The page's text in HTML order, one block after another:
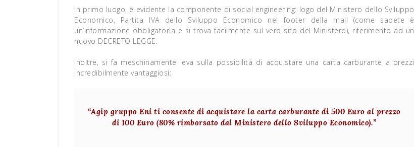
In primo luogo, è evidente la componente di social engineering: logo del Ministero dello Sviluppo
Economico, Partita IVA dello Sviluppo Economico nel footer della mail (come sapete è
un’informazione obbligatoria e si trova facilmente sul vero sito del Ministero), riferimento ad un
nuovo DECRETO LEGGE.
Inoltre, si fa meschinamente leva sulla possibilità di acquistare una carta carburante a prezzi
incredibilmente vantaggiosi:
“Agip gruppo Eni ti consente di acquistare la carta carburante di 500 Euro al prezzo
di 100 Euro (80% rimborsato dal Ministero dello Sviluppo Economico).”